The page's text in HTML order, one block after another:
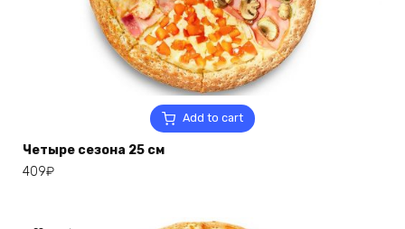
Add to cart
Четыре сезона 25 см
409₽